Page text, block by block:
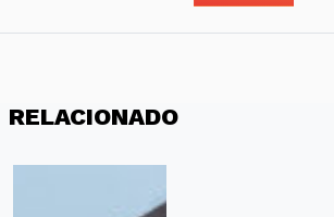
RELACIONADO